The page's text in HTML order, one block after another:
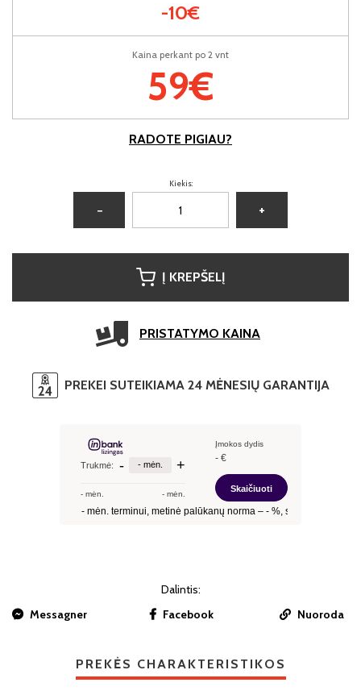
Kaina perkant po 2 vnt
59€
-10€
RADOTE PIGIAU?
Kiekis:
− +
Į KREPŠELĮ
PRISTATYMO KAINA
PREKEI SUTEIKIAMA 24 MĖNESIŲ GARANTIJA
Dalintis:
Messagner
Facebook Nuoroda
PREKĖS CHARAKTERISTIKOS